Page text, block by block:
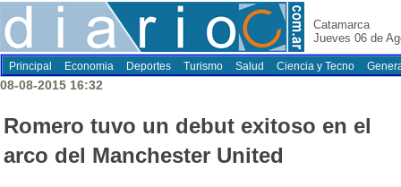
Catamarca
Jueves 06 de
Principal Economia Deportes Turismo Salud Ciencia y Tecno
08-08-2015 16:32
Romero tuvo un debut exitoso en el
arco del Manchester United